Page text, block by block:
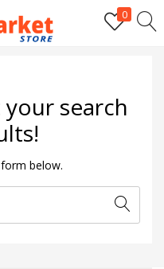
0
para iniciar
search
below.